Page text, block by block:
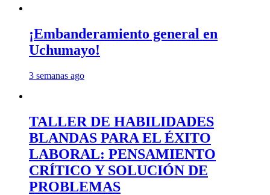
¡Embanderamiento general en
Uchumayo!
3 semanas ago
TALLER DE HABILIDADES
BLANDAS PARA EL ÉXITO
LABORAL: PENSAMIENTO
CRÍTICO Y SOLUCIÓN DE
PROBLEMAS